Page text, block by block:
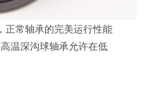
常轴承的完美运行性能
温深沟球轴承允许在低